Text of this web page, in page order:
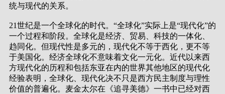
统与现代的关系。
21世纪是一个全球化的时代。“全球化”实际上是“现代化”的
一个过程和阶段。全球化是经济、贸易、科技的一体化、
趋同化。但现代性是多元的，现代化不等于西化，更不等
于美国化。经济全球化不意味着文化一元化。近代以来西
方现代化的历程和包括东亚在内的世界其他地区的现代化
经验表明，全球化、现代化决不只是西方民主制度与理性
价值的普遍化。麦金太尔在《追寻美德》一书中已经对西